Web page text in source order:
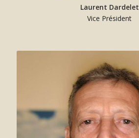
Laurent Dardelet
Vice Président